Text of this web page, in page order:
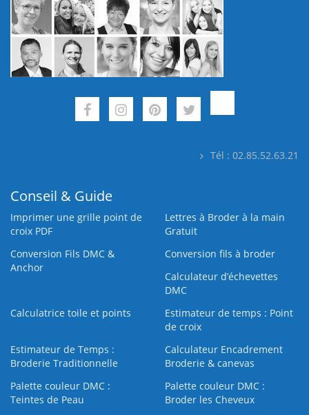
Tél : 02.85.52.63.21
Conseil & Guide
Imprimer une grille point de
croix PDF
Lettres à Broder à la main
Gratuit
Conversion Fils DMC &
Anchor
Conversion fils à broder
Calculateur d’échevettes
DMC
Calculatrice toile et points
Estimateur de temps : Point
de croix
Estimateur de Temps :
Broderie Traditionnelle
Calculateur Encadrement
Broderie & canevas
Palette couleur DMC :
Teintes de Peau
Palette couleur DMC :
Broder les Cheveux